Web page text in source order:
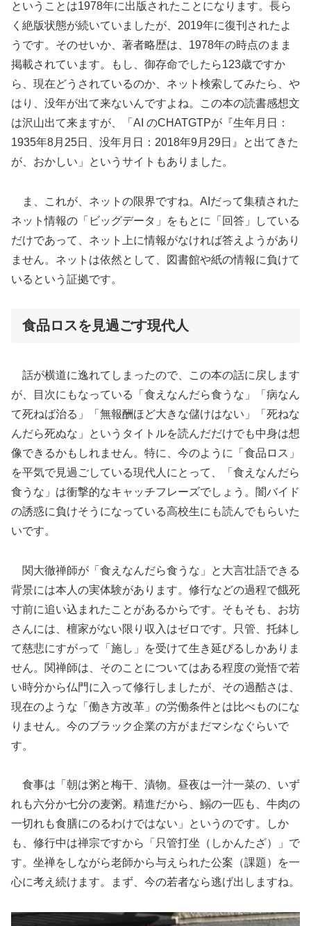
ということは1978年に出版されたことになります。長ら
く絶版状態が続いていましたが、2019年に復刊されたよ
うです。そのせいか、著者略歴は、1978年の時点のまま
掲載されています。もし、御存命でしたら123歳ですか
ら、現在どうされているのか、ネット検索してみたら、や
はり、没年が出て来ないんですよね。この本の読書感想文
は沢山出て来ますが、「AI のCHATGTPが『生年月日：
1935年8月25日、没年月日：2018年9月29日』と出てきた
が、おかしい」というサイトもありました。
ま、これが、ネットの限界ですね。AIだって集積された
ネット情報の「ビッグデータ」をもとに「回答」している
だけであって、ネット上に情報がなければ答えようがあり
ません。ネットは依然として、図書館や紙の情報に負けて
いるという証拠です。
食品ロスを見過ごす現代人
話が横道に逸れてしまったので、この本の話に戻します
が、目次にもなっている「食えなんだら食うな」「病なん
て死ねば治る」「無報酬ほど大きな儲けはない」「死ねな
んだら死ぬな」というタイトルを読んだだけでも中身は想
像できるかもしれません。特に、今のように「食品ロス」
を平気で見過ごしている現代人にとって、「食えなんだら
食うな」は衝撃的なキャッチフレーズでしょう。闇バイド
の誘惑に負けそうになっている高校生にも読んでもらいた
いです。
関大徹禅師が「食えなんだら食うな」と大言壮語できる
背景には本人の実体験があります。修行などの過程で餓死
寸前に追い込まれたことがあるからです。そもそも、お坊
さんには、檀家がない限り収入はゼロです。只管、托鉢し
て慈悲にすがって「施し」を受けて生き延びるしかありま
せん。関禅師は、そのことについてはある程度の覚悟で若
い時分から仏門に入って修行しましたが、その過酷さは、
現在のような「働き方改革」の労働条件とは比べものにな
りません。今のブラック企業の方がまだマシなぐらいで
す。
食事は「朝は粥と梅干、漬物。昼夜は一汁一菜の、いず
れも六分か七分の麦粥。精進だから、鰯の一匹も、牛肉の
一切れも食膳にのるわけではない」というのです。しか
も、修行中は禅宗ですから「只管打坐（しかんたざ）」で
す。坐禅をしながら老師から与えられた公案（課題）を一
心に考え続けます。まず、今の若者なら逃げ出しますね。